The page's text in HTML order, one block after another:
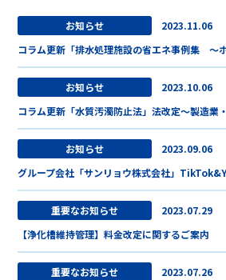
お知らせ
2023.11.06
コラム更新「排水処理施設の省エネ事例集 ～
お知らせ
2023.10.06
コラム更新「水質汚濁防止法」法改定～製造業
お知らせ
2023.09.06
グループ会社「サンリョウ株式会社」
重要なお知らせ
2023.07.29
【浄化槽維持管理】料金改定に関するご案内
重要なお知らせ
2023.07.26